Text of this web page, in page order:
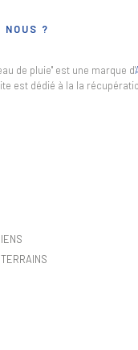
NOUS ?
de pluie" est une marque d'
est dédié à la la